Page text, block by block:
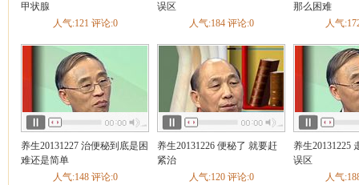
甲状腺
人气:121 评论:0
误区
人气:184 评论:0
那么困难
人气
养生20131227 治便秘到底是困
难还是简单
人气:148 评论:0
养生20131226 便秘了 就要赶
紧治
人气:120 评论:0
养生20131225
误区
人气